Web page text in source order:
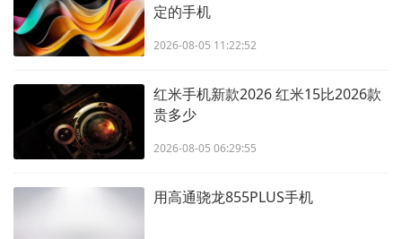
定的手机
2026-08-05 11:22:52
红米手机新款2026 红米15比2026款
贵多少
2026-08-05 06:29:55
用高通骁龙855PLUS手机